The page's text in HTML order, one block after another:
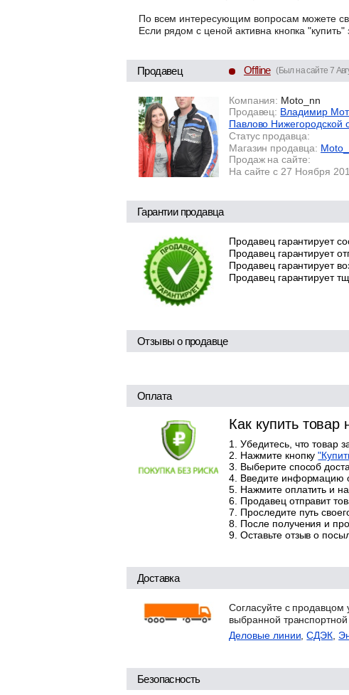
По всем интересующим вопросам можете
Если рядом с ценой активна кнопка
Продавец Offline (Был на сайте 7
Компания: Moto_nn
Продавец: Владимир
Павлово Нижегородской
Статус продавца:
Магазин продавца:
Продаж на сайте:
На сайте с 27 Ноября
Гарантии продавца
Продавец гарантирует
Продавец гарантирует
Продавец гарантирует
Продавец гарантирует
Отзывы о продавце
Оплата
Как купить
Убедитесь, что товар
Нажмите кнопку
Выберите способ
Введите информацию
Нажмите оплатить и
Продавец отправит
Проследите путь
После получения и
Оставьте отзыв о
Доставка
Согласуйте с продавцом
выбранной
Деловые линии ,СДЭК
Безопасность